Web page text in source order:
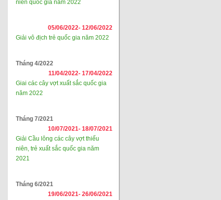
niên quốc gia năm 2022
05/06/2022- 12/06/2022
Giải vô địch trẻ quốc gia năm 2022
Tháng 4/2022
11/04/2022- 17/04/2022
Giai các cây vợt xuất sắc quốc gia
năm 2022
Tháng 7/2021
10/07/2021- 18/07/2021
Giải Cầu lông các cây vợt thiếu
niên, trẻ xuất sắc quốc gia năm
2021
Tháng 6/2021
19/06/2021- 26/06/2021